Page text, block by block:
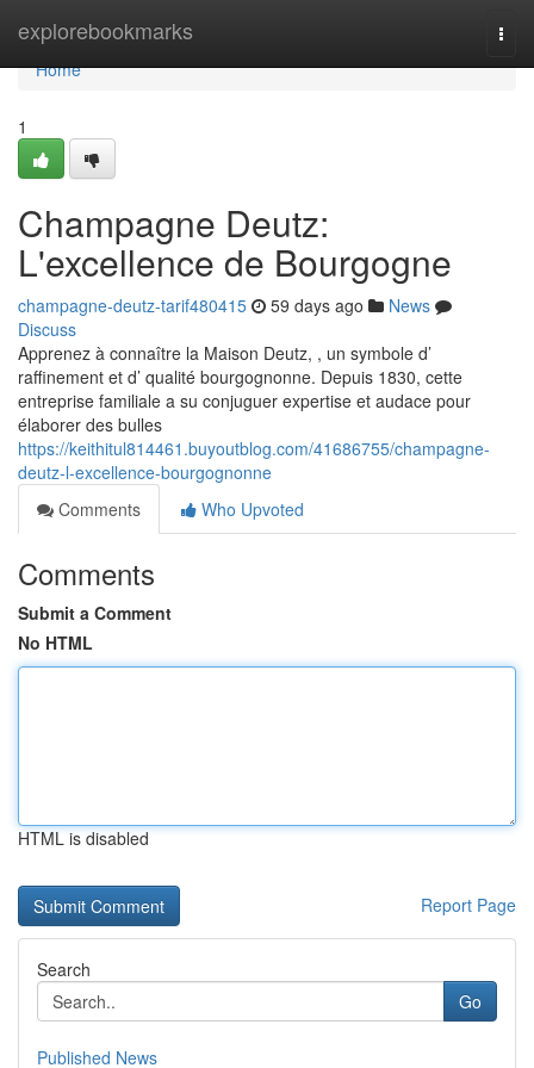
explorebookmarks
Home
Home
1
Champagne Deutz:
L'excellence de Bourgogne
champagne-deutz-tarif480415 59 days ago
News
Discuss
Apprenez à connaître la Maison Deutz, , un symbole d’
raffinement et d’ qualité bourgognonne. Depuis 1830, cette
entreprise familiale a su conjuguer expertise et audace pour
élaborer des bulles
https://keithitul814461.buyoutblog.com/41686755/champagne-
deutz-l-excellence-bourgognonne
Comments
Who Upvoted
Comments
Submit a Comment
No HTML
HTML is disabled
Report Page
Search
Go
Published News